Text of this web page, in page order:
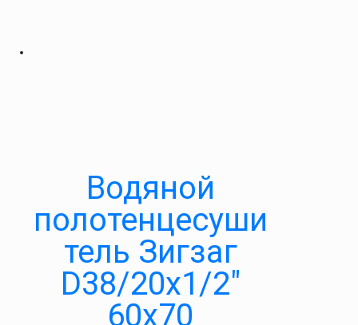
Водяной
полотенцесуши
тель Зигзаг
D38/20х1/2″
60х70